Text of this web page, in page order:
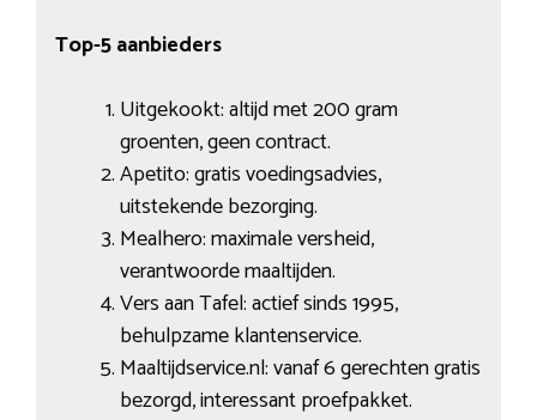
Top-5 aanbieders
Uitgekookt: altijd met 200 gram
groenten, geen contract.
Apetito: gratis voedingsadvies,
uitstekende bezorging.
Mealhero: maximale versheid,
verantwoorde maaltijden.
Vers aan Tafel: actief sinds 1995,
behulpzame klantenservice.
Maaltijdservice.nl: vanaf 6 gerechten gratis
bezorgd, interessant proefpakket.